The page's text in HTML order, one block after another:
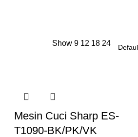
Show 9 12 18 24
Mesin Cuci Sharp ES-
T1090-BK/PK/VK